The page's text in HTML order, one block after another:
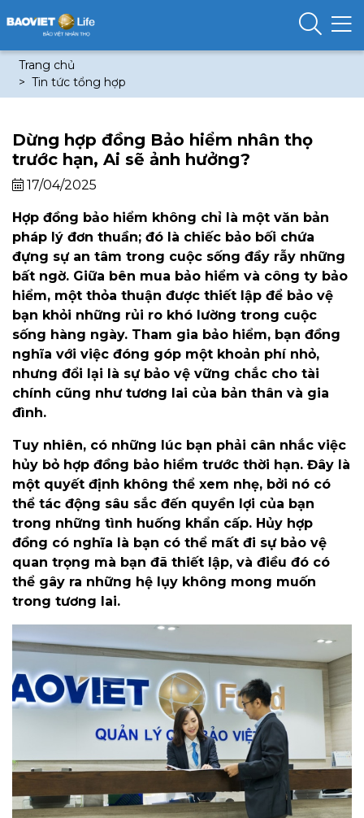
Trang chủ
Tin tức tổng hợp
Dừng hợp đồng Bảo hiểm nhân thọ
trước hạn, Ai sẽ ảnh hưởng?
17/04/2025
Hợp đồng bảo hiểm không chỉ là một văn bản
pháp lý đơn thuần; đó là chiếc bảo bối chứa
đựng sự an tâm trong cuộc sống đầy rẫy những
bất ngờ. Giữa bên mua bảo hiểm và công ty bảo
hiểm, một thỏa thuận được thiết lập để bảo vệ
bạn khỏi những rủi ro khó lường trong cuộc
sống hàng ngày. Tham gia bảo hiểm, bạn đồng
nghĩa với việc đóng góp một khoản phí nhỏ,
nhưng đổi lại là sự bảo vệ vững chắc cho tài
chính cũng như tương lai của bản thân và gia
đình.
Tuy nhiên, có những lúc bạn phải cân nhắc việc
hủy bỏ hợp đồng bảo hiểm trước thời hạn. Đây là
một quyết định không thể xem nhẹ, bởi nó có
thể tác động sâu sắc đến quyền lợi của bạn
trong những tình huống khẩn cấp. Hủy hợp
đồng có nghĩa là bạn có thể mất đi sự bảo vệ
quan trọng mà bạn đã thiết lập, và điều đó có
thể gây ra những hệ lụy không mong muốn
trong tương lai.